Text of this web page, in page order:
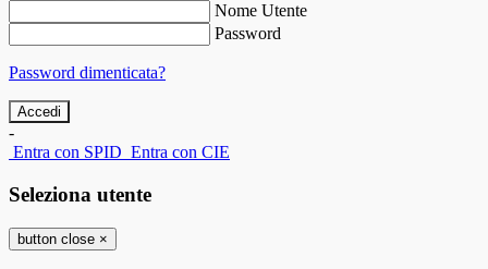
Nome Utente
Password
Password dimenticata?
-
Entra con SPID Entra con CIE
Seleziona utente
button close ×